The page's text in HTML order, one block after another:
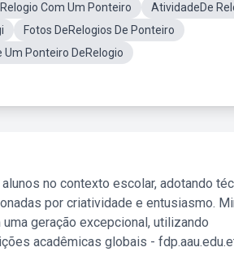
Com Um Ponteiro
AtividadeDe
Fotos DeRelogios De Ponteiro
Um Ponteiro DeRelogio
no contexto escolar, adotando
por criatividade e entusiasmo.
geração excepcional, utilizando
acadêmicas globais -